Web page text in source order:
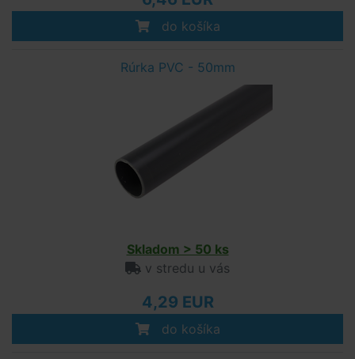
do košíka
Rúrka PVC - 50mm
Skladom > 50 ks
v stredu u vás
4,29 EUR
do košíka